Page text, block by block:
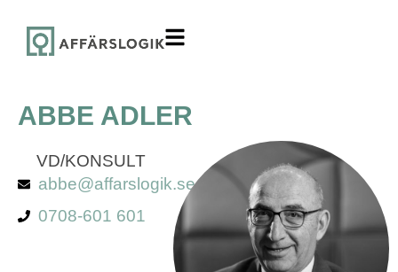
ABBE ADLER
VD/KONSULT
abbe@affarslogik.se
0708-601 601